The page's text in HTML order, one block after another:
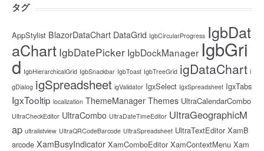
タグ
AppStylist BlazorDataChart DataGrid IgbCircularProgress IgbDat
aChart IgbDatePicker IgbDockManager IgbGri
d IgbHierarchicalGrid IgbSnackbar IgbToast IgbTreeGrid igDataChart i
gDialog igSpreadsheet igValidator IgxSelect IgxSpreadsheet IgxTabs
IgxTooltip localization ThemeManager Themes UltraCalendarCombo
UltraCheckEditor UltraCombo UltraDateTimeEditor UltraGeographicM
ap ultralistview UltraQRCodeBarcode UltraSpreadsheet UltraTextEditor XamB
arcode XamBusyIndicator XamComboEditor XamContextMenu Xam